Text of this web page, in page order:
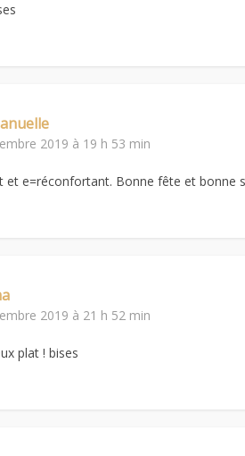
2019 à 19 h 53 min
et e=réconfortant. Bonne fête et bonne
2019 à 21 h 52 min
plat ! bises